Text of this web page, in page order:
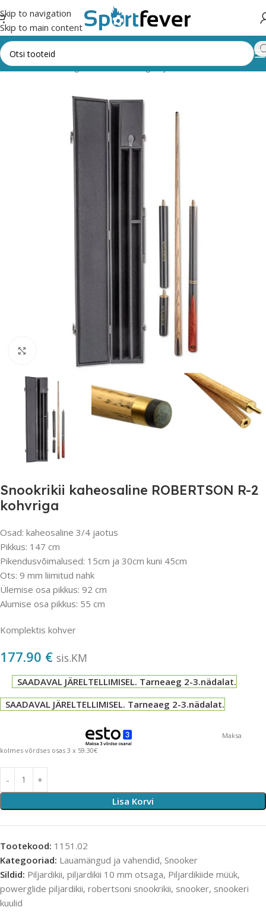
Skip to navigation
Skip to main content
Esileht Kõik kategooriad Lauamängud ja vahendid Snooker
Suurendamiseks klõpsake
Snookrikii kaheosaline ROBERTSON R-2
kohvriga
Osad: kaheosaline 3/4 jaotus
Pikkus: 147 cm
Pikendusvõimalused: 15cm ja 30cm kuni 45cm
Ots: 9 mm liimitud nahk
Ülemise osa pikkus: 92 cm
Alumise osa pikkus: 55 cm
Komplektis kohver
177.90 € sis.KM
SAADAVAL JÄRELTELLIMISEL. Tarneaeg 2-3.nädalat.
SAADAVAL JÄRELTELLIMISEL. Tarneaeg 2-3.nädalat.
Maksa
kolmes võrdses osas 3 x 59.30€
Lisa Korvi
Tootekood: 1151.02
Kategooriad: Lauamängud ja vahendid, Snooker
Sildid: Piljardikii, piljardikii 10 mm otsaga, Piljardikiide müük,
powerglide piljardikii, robertsoni snookrikii, snooker, snookeri
kuulid